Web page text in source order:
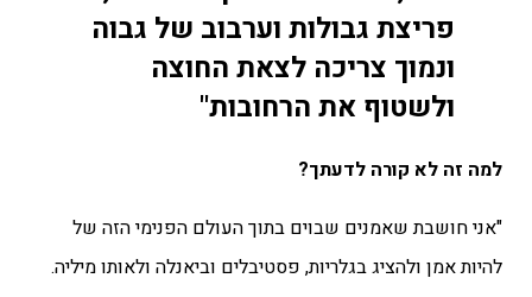
פריצת גבולות וערבוב של גבוה
ונמוך צריכה לצאת החוצה
ולשטוף את הרחובות"
למה זה לא קורה לדעתך?
"אני חושבת שאמנים שבוים בתוך העולם הפנימי הזה של
להיות אמן ולהציג בגלריות, פסטיבלים וביאנלה ולאותו מיליה.